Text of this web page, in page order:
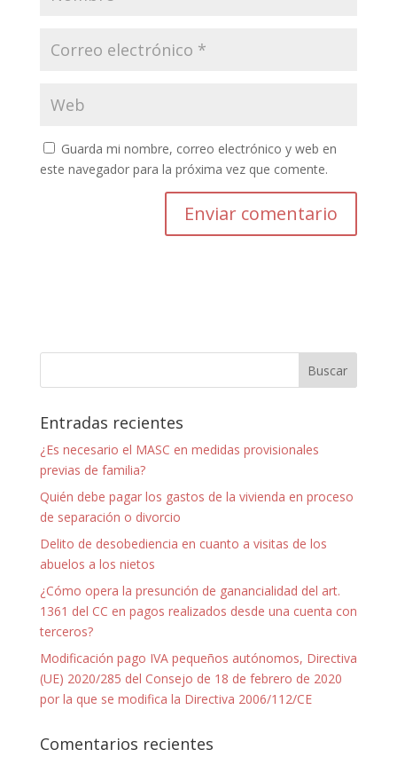
Guarda mi nombre, correo electrónico y web en
este navegador para la próxima vez que comente.
Entradas recientes
¿Es necesario el MASC en medidas provisionales
previas de familia?
Quién debe pagar los gastos de la vivienda en proceso
de separación o divorcio
Delito de desobediencia en cuanto a visitas de los
abuelos a los nietos
¿Cómo opera la presunción de ganancialidad del art.
1361 del CC en pagos realizados desde una cuenta con
terceros?
Modificación pago IVA pequeños autónomos, Directiva
(UE) 2020/285 del Consejo de 18 de febrero de 2020
por la que se modifica la Directiva 2006/112/CE
Comentarios recientes